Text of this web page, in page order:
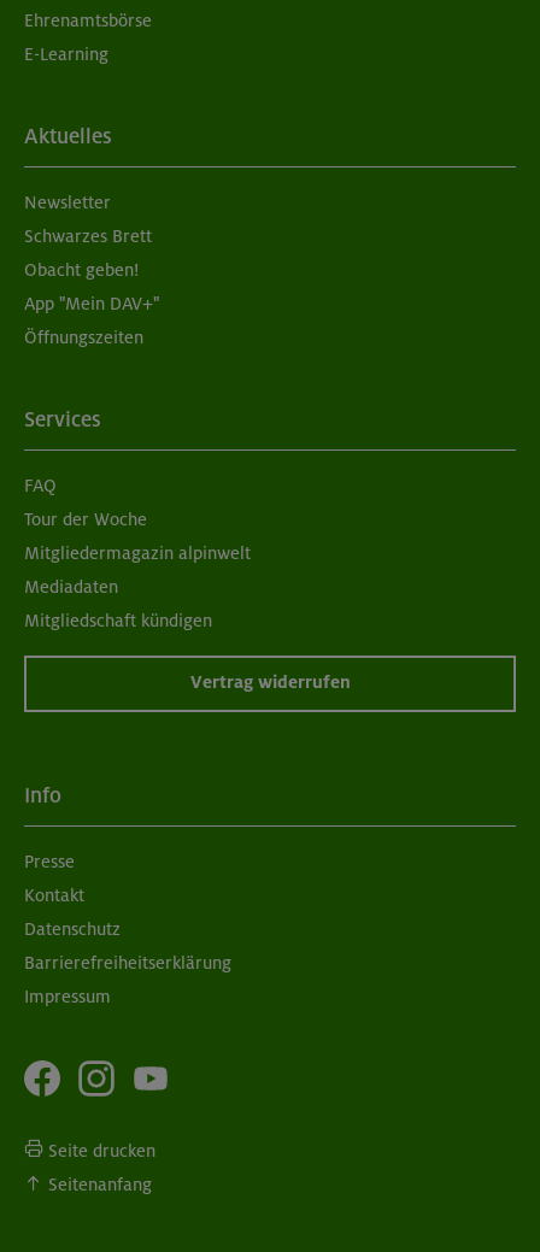
Ehrenamtsbörse
E-Learning
Aktuelles
Newsletter
Schwarzes Brett
Obacht geben!
App "Mein DAV+"
Öffnungszeiten
Services
FAQ
Tour der Woche
Mitgliedermagazin alpinwelt
Mediadaten
Mitgliedschaft kündigen
Vertrag widerrufen
Info
Presse
Kontakt
Datenschutz
Barrierefreiheitserklärung
Impressum
Seite drucken
Seitenanfang